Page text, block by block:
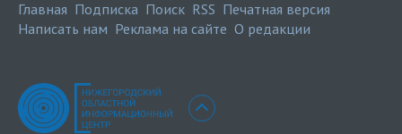
Главная Подписка Поиск RSS Печатная версия
Написать нам Реклама на сайте О редакции